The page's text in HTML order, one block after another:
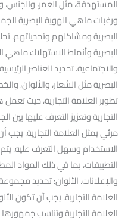
المستهدفة، مثل العمر،
ورغبات ماهي الهوية البصرية
البصرية ومشاكلهم وتحدياتهم.
البصرية وأنماط الاستهلاك ماهي
والاجتماعية. تحديد العناصر
البصرية مثل الشعار، والألوان،
تطوير العلامة التجارية، حيث
مرئي يمثل العلامة التجارية.
الاستخدام وسهل التعرف عليه.
التطبيقات، بما في ذلك المواد
والإعلانات. الألوان: تحديد
العلامة التجارية. يجب أن تكون
العلامة التجارية وتناسب